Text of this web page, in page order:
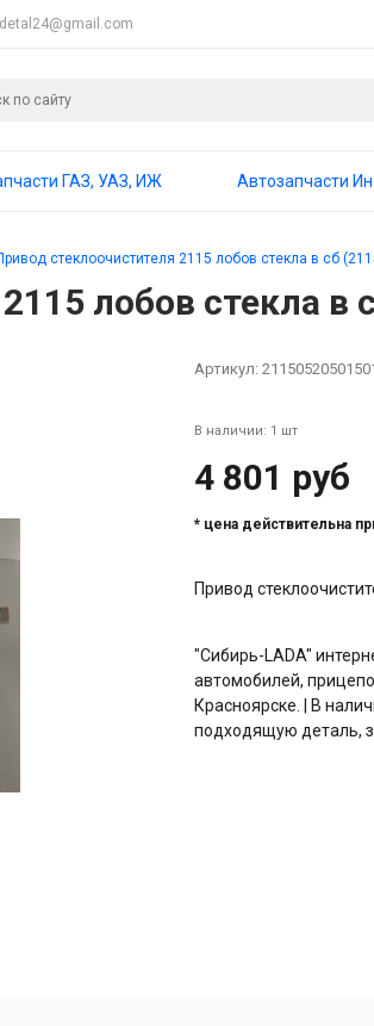
ГАЗ, УАЗ, ИЖ Автозапчасти
стеклоочистителя 2115 лобов стекла в сб
лобов стекла
Артикул:
В наличии: 1 шт
4 801 руб
* цена действительна
Привод
"Сибирь-LADA"
автомобилей,
Красноярске. | В
подходящую деталь,